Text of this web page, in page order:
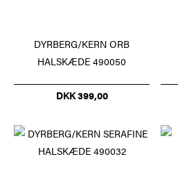
DYRBERG/KERN ORB
HALSKÆDE 490050
DKK 399,00